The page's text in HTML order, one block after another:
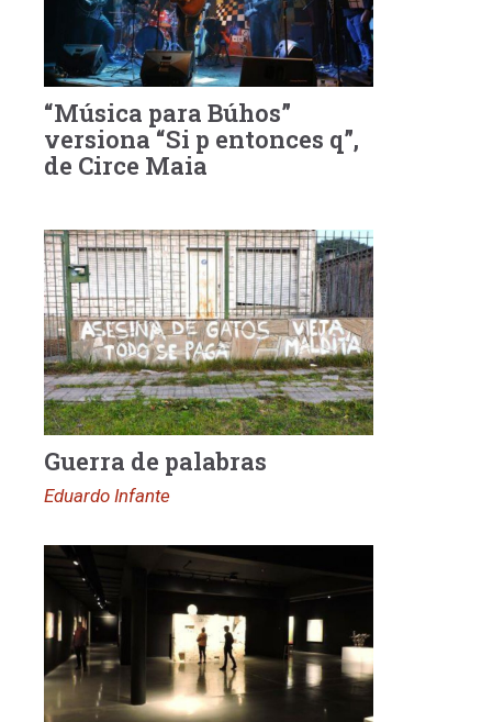
“Música para Búhos”
versiona “Si p entonces q”,
de Circe Maia
Guerra de palabras
Eduardo Infante